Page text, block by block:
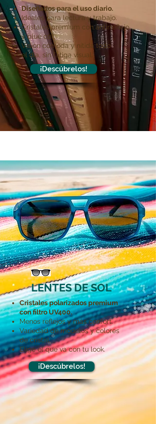
Diseñados para el uso diario.
Ideales para lectura y trabajo.
Cristales premium con antirreflejo
y blue cut.
Visión cómoda y nítida todo
el día, sin fatiga visual.
¡Descúbrelos!
Cristales polarizados premium
con filtro UV400.
Menos reflejos y más confort.
Variedad de modelos y colores
de cristal.
Elige el que va con tu look.
LENTES DE SOL
¡Descúbrelos!